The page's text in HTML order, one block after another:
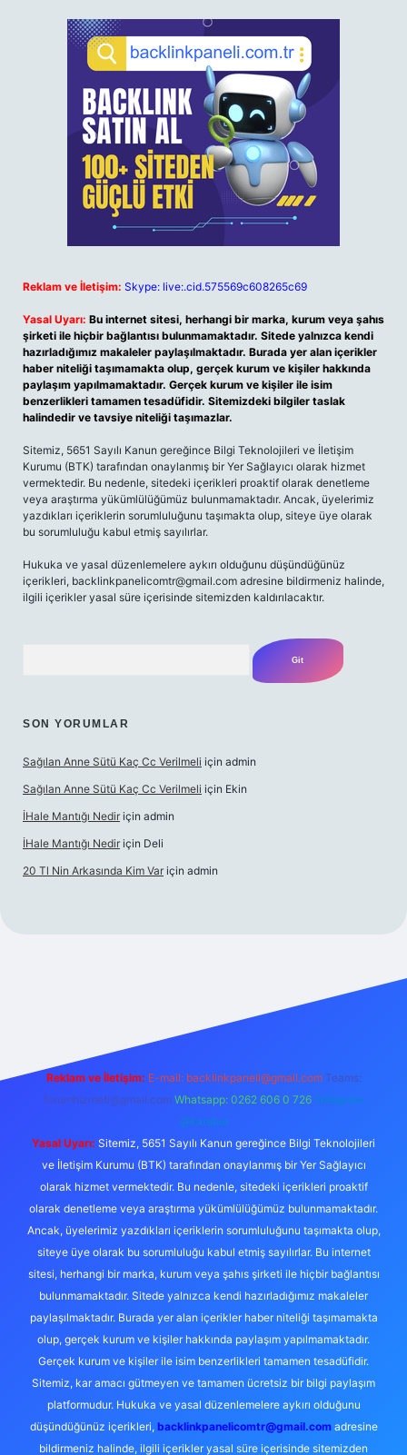
Reklam ve İletişim: Skype: live:.cid.575569c608265c69
Yasal Uyarı: Bu internet sitesi, herhangi bir marka, kurum veya şahıs
şirketi ile hiçbir bağlantısı bulunmamaktadır. Sitede yalnızca kendi
hazırladığımız makaleler paylaşılmaktadır. Burada yer alan içerikler
haber niteliği taşımamakta olup, gerçek kurum ve kişiler hakkında
paylaşım yapılmamaktadır. Gerçek kurum ve kişiler ile isim
benzerlikleri tamamen tesadüfidir. Sitemizdeki bilgiler taslak
halindedir ve tavsiye niteliği taşımazlar.
Sitemiz, 5651 Sayılı Kanun gereğince Bilgi Teknolojileri ve İletişim
Kurumu (BTK) tarafından onaylanmış bir Yer Sağlayıcı olarak hizmet
vermektedir. Bu nedenle, sitedeki içerikleri proaktif olarak denetleme
veya araştırma yükümlülüğümüz bulunmamaktadır. Ancak, üyelerimiz
yazdıkları içeriklerin sorumluluğunu taşımakta olup, siteye üye olarak
bu sorumluluğu kabul etmiş sayılırlar.
Hukuka ve yasal düzenlemelere aykırı olduğunu düşündüğünüz
içerikleri, backlinkpanelicomtr@gmail.com adresine bildirmeniz halinde,
ilgili içerikler yasal süre içerisinde sitemizden kaldırılacaktır.
SON YORUMLAR
Sağılan Anne Sütü Kaç Cc Verilmeli için admin
Sağılan Anne Sütü Kaç Cc Verilmeli için Ekin
İHale Mantığı Nedir için admin
İHale Mantığı Nedir için Deli
20 Tl Nin Arkasında Kim Var için admin
Reklam ve İletişim: E-mail: backlinkpaneli@gmail.com Teams:
forumhizmeti@gmail.com Whatsapp: 0262 606 0 726 Telegram:
@karabul
Yasal Uyarı: Sitemiz, 5651 Sayılı Kanun gereğince Bilgi Teknolojileri
ve İletişim Kurumu (BTK) tarafından onaylanmış bir Yer Sağlayıcı
olarak hizmet vermektedir. Bu nedenle, sitedeki içerikleri proaktif
olarak denetleme veya araştırma yükümlülüğümüz bulunmamaktadır.
Ancak, üyelerimiz yazdıkları içeriklerin sorumluluğunu taşımakta olup,
siteye üye olarak bu sorumluluğu kabul etmiş sayılırlar. Bu internet
sitesi, herhangi bir marka, kurum veya şahıs şirketi ile hiçbir bağlantısı
bulunmamaktadır. Sitede yalnızca kendi hazırladığımız makaleler
paylaşılmaktadır. Burada yer alan içerikler haber niteliği taşımamakta
olup, gerçek kurum ve kişiler hakkında paylaşım yapılmamaktadır.
Gerçek kurum ve kişiler ile isim benzerlikleri tamamen tesadüfidir.
Sitemiz, kar amacı gütmeyen ve tamamen ücretsiz bir bilgi paylaşım
platformudur. Hukuka ve yasal düzenlemelere aykırı olduğunu
düşündüğünüz içerikleri, backlinkpanelicomtr@gmail.comadresine
bildirmeniz halinde, ilgili içerikler yasal süre içerisinde sitemizden